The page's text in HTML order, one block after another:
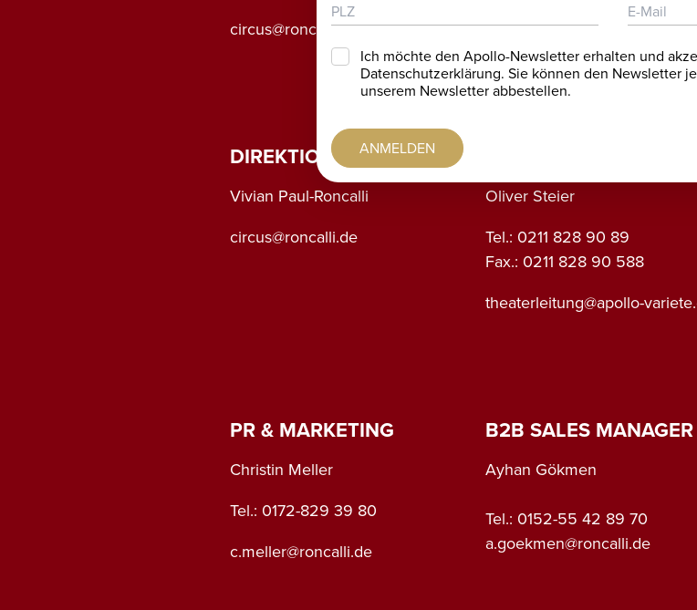
circus@roncalli.de
DIREKTION
Vivian Paul-Roncalli
circus@roncalli.de
Oliver Steier
Tel.: 0211 828 90 89
Fax.: 0211 828 90 588
theaterleitung@apollo-
PR & MARKETING
Christin Meller
Tel.: 0172-829 39 80
c.meller@roncalli.de
B2B SALES MANAGER
Ayhan Gökmen
Tel.: 0152-55 42 89 70
a.goekmen@roncalli.de
Ich möchte den Apollo-Newsletter erhalten und
Datenschutzerklärung. Sie können den Newsletter
unserem Newsletter abbestellen.
ANMELDEN